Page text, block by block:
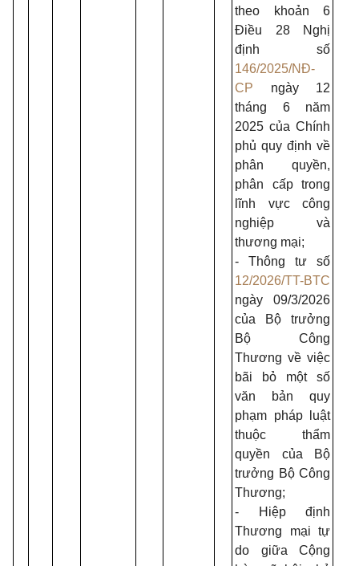
theo khoản 6
Điều 28 Nghị
định số
146/2025/NĐ-
CP ngày 12
tháng 6 năm
2025 của Chính
phủ quy định về
phân quyền,
phân cấp trong
lĩnh vực công
nghiệp và
thương mại;
- Thông tư số
12/2026/TT-BTC
ngày 09/3/2026
của Bộ trưởng
Bộ Công
Thương về việc
bãi bỏ một số
văn bản quy
phạm pháp luật
thuộc thẩm
quyền của Bộ
trưởng Bộ Công
Thương;
- Hiệp định
Thương mại tự
do giữa Cộng